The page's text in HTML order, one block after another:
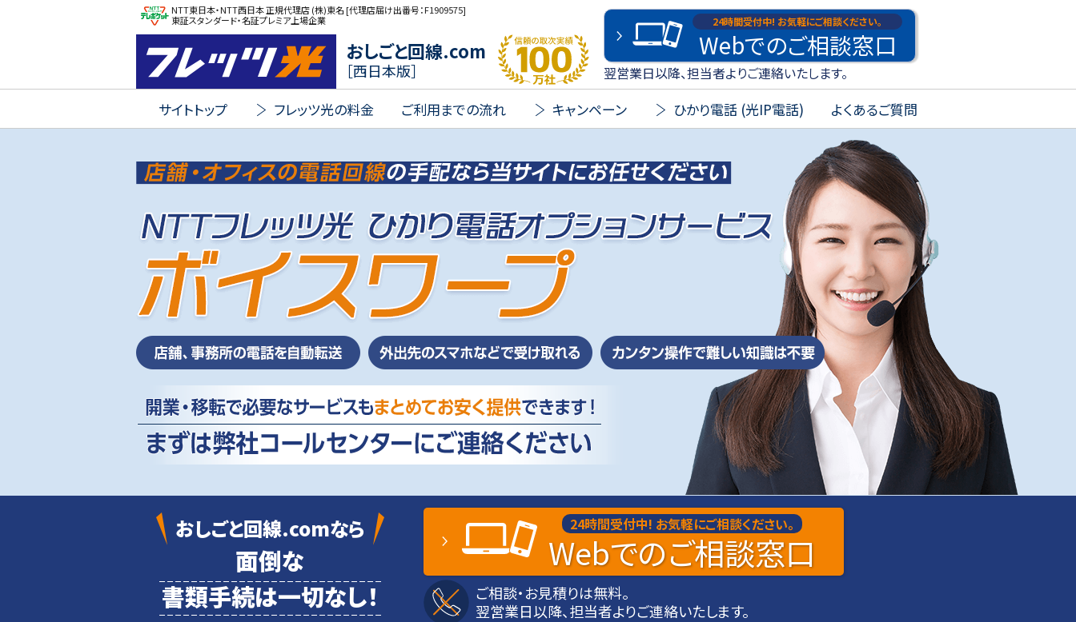
NTT東日本・NTT西日本 正規代理店 (株)東名 [代理店届け出番号：F1909575]
東証スタンダード・名証プレミア上場企業
おしごと回線.com
［西日本版］
24時間受付中! お気軽にご相談ください。
Webでのご相談窓口
翌営業日以降、担当者よりご連絡いたします。
サイトトップ フレッツ光の料金 ご利用までの流れ キャンペーン ひかり電話 (光IP電話) よくあるご質問
おしごと回線.comなら
面倒な
書類手続は一切なし！
24時間受付中! お気軽にご相談ください。
Webでのご相談窓口
ご相談・お見積りは無料。
翌営業日以降、担当者よりご連絡いたします。